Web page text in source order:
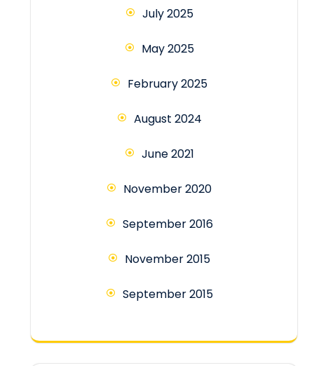
July 2025
May 2025
February 2025
August 2024
June 2021
November 2020
September 2016
November 2015
September 2015